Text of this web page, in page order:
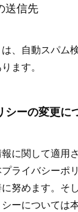
送信先
、自動スパム
ます。
シーの変更に
に関して適用
ライバシーポ
努めます。そ
ーについては